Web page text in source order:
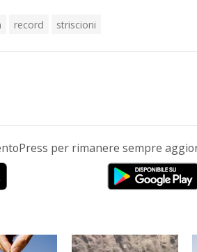
record striscioni
per rimanere sempre